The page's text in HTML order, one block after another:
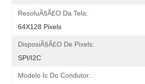
ResoluÃ§Ã£o Da Tela:
64X128 Pixels
DisposiÃ§Ã£o De Pixels:
SPI/I2C
Modelo Ic Do Condutor: